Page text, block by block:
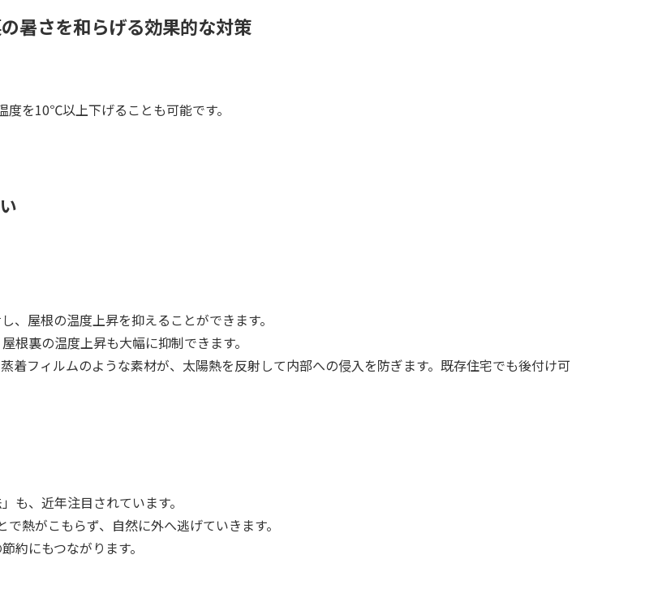
暑さを和らげる効果的な対策
を10℃以上下げることも可能です。
屋根の温度上昇を抑えることができます。
裏の温度上昇も大幅に抑制できます。
着フィルムのような素材が、太陽熱を反射して内部への侵入を防ぎます。既存住宅でも後付け可
も、近年注目されています。
熱がこもらず、自然に外へ逃げていきます。
約にもつながります。